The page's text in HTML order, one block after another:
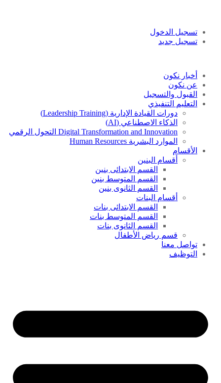
تسجيل الدخول
تسجيل جديد
أخبار نكون
عن نكون
القبول والتسجيل
التعليم التنفيذي
دورات القيادة الإدارية (Leadership Training)
الذكاء الاصطناعي (AI)
Digital Transformation and Innovation التحول الرقمي
الموارد البشرية Human Resources
الأقسام
أقسام البنين
القسم الابتدائى بنين
القسم المتوسط بنين
القسم الثانوى بنين
أقسام البنات
القسم الابتدائى بنات
القسم المتوسط بنات
القسم الثانوى بنات
قسم رياض الأطفال
تواصل معنا
التوظيف